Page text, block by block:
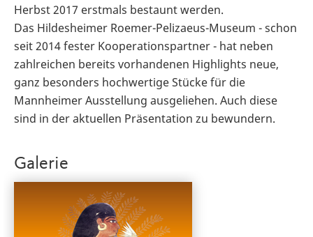
Herbst 2017 erstmals bestaunt werden.
Das Hildesheimer Roemer-Pelizaeus-Museum - schon
seit 2014 fester Kooperationspartner - hat neben
zahlreichen bereits vorhandenen Highlights neue,
ganz besonders hochwertige Stücke für die
Mannheimer Ausstellung ausgeliehen. Auch diese
sind in der aktuellen Präsentation zu bewundern.
Galerie